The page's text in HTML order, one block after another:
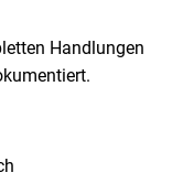
Handlungen